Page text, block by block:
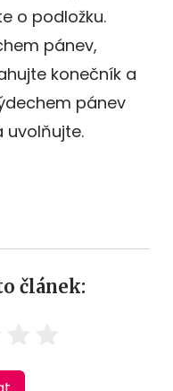
o podložku.
pánev,
konečník a
pánev
uvolňujte.
článek: